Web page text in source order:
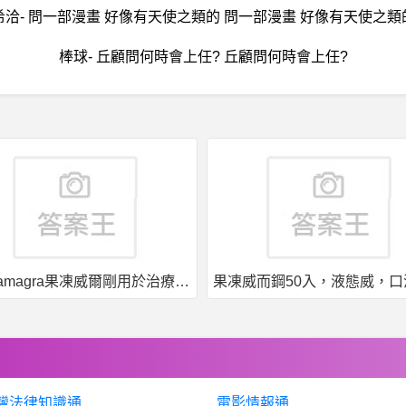
洽- 問一部漫畫 好像有天使之類的 問一部漫畫 好像有天使之類
棒球- 丘顧問何時會上任? 丘顧問何時會上任?
果凍威而鋼50入，液態威，口溶速效
法律知識通 電影情報通